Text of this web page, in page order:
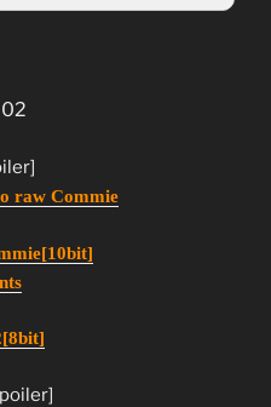
raw Commie
raw Commie